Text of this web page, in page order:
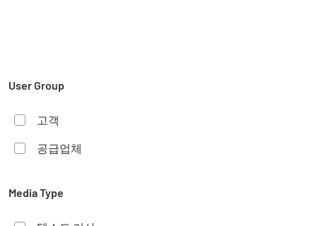
User Group
고객
공급업체
Media Type